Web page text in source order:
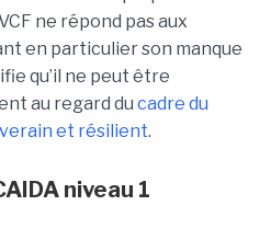
ne répond pas aux
en particulier son manque
qu’il ne peut être
au regard du cadre du
et résilient.
niveau 1